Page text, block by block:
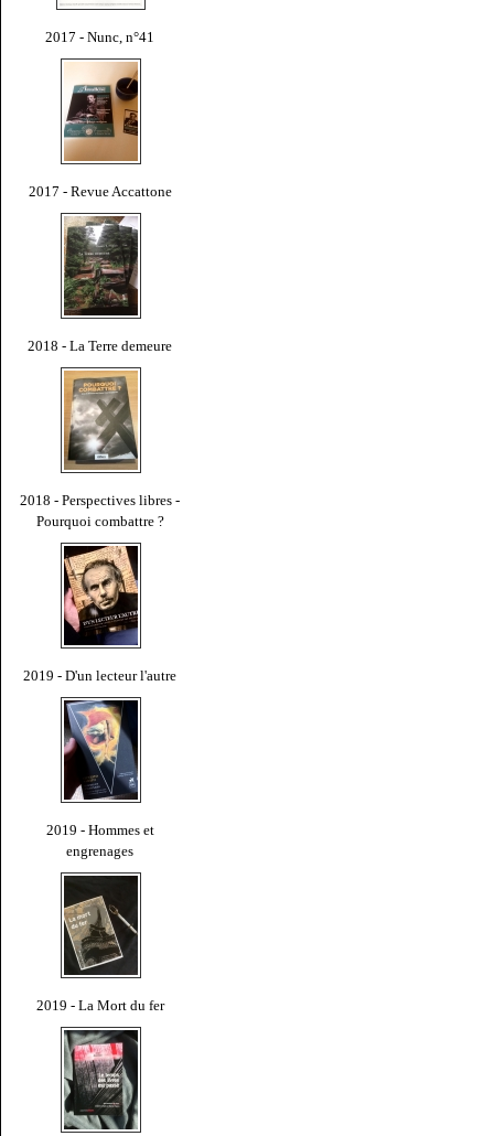
2017 - Nunc, n°41
2017 - Revue Accattone
2018 - La Terre demeure
2018 - Perspectives libres -
Pourquoi combattre ?
2019 - D'un lecteur l'autre
2019 - Hommes et
engrenages
2019 - La Mort du fer